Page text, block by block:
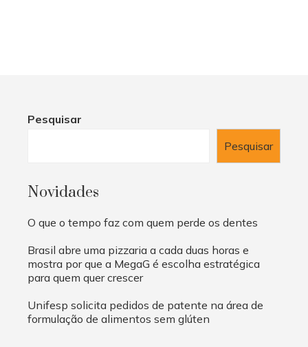
Pesquisar
Pesquisar
Novidades
O que o tempo faz com quem perde os dentes
Brasil abre uma pizzaria a cada duas horas e
mostra por que a MegaG é escolha estratégica
para quem quer crescer
Unifesp solicita pedidos de patente na área de
formulação de alimentos sem glúten